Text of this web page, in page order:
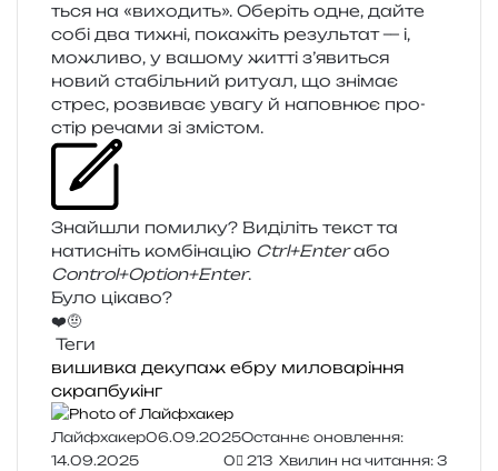
ться на «вихо­дить». Оберіть одне, дайте
собі два тижні, пока­жіть резуль­тат — і,
можли­во, у вашо­му житті з’явиться
новий ста­біль­ний риту­ал, що зні­має
стрес, роз­ви­ває увагу й напов­нює про­
стір реча­ми зі змістом.
Знайшли помил­ку? Виділіть текст та
нати­сніть ком­бі­на­цію Ctrl+Enterабо
Control+Option+Enter.
Було цікаво?
❤️🤨
Теги
вишивка декупаж ебру миловаріння
скрапбукінг
Лайфхакер06.09.2025Останнє оновлення:
14.09.2025
0 213 Хвилин на читання: 3